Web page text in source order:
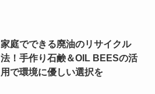
家庭でできる廃油のリサイクル
法！手作り石鹸＆OIL BEESの活
用で環境に優しい選択を